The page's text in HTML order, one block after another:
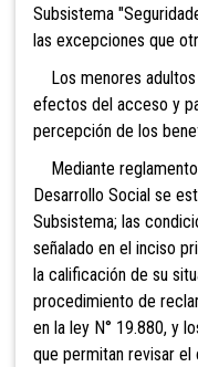
Subsistema
las excepciones que
Los menores adultos
efectos del acceso y
percepción de los
Mediante
Desarrollo Social se
Subsistema; las
señalado en el inciso
la calificación de su
procedimiento de
en la ley N° 19.880, y
que permitan revisar